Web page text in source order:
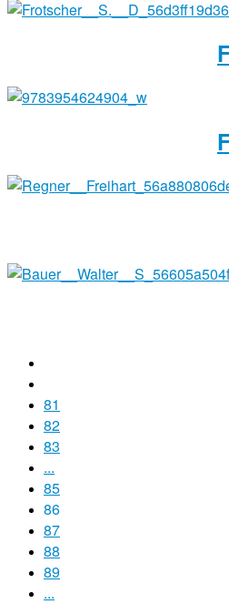
81
82
83
...
85
86
87
88
89
...